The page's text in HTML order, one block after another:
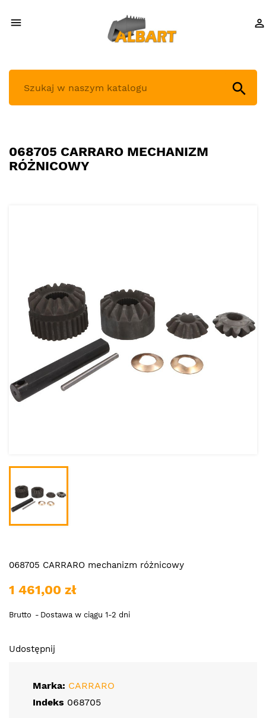
 

068705 CARRARO MECHANIZM
RÓŻNICOWY
068705 CARRARO mechanizm różnicowy
1 461,00 zł
Brutto Dostawa w ciągu 1-2 dni
Udostępnij
Marka: CARRARO
Indeks 068705